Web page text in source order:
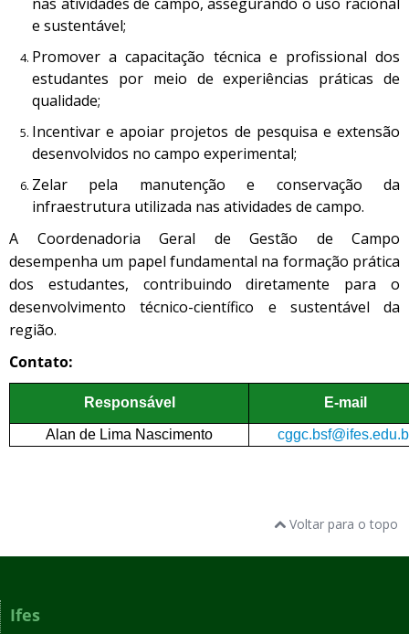
e sustentável;
Promover a capacitação técnica e profissional dos
estudantes por meio de experiências práticas de
qualidade;
Incentivar e apoiar projetos de pesquisa e extensão
desenvolvidos no campo experimental;
Zelar pela manutenção e conservação da
infraestrutura utilizada nas atividades de campo.
A Coordenadoria Geral de Gestão de Campo
desempenha um papel fundamental na formação prática
dos estudantes, contribuindo diretamente para o
desenvolvimento técnico-científico e sustentável da
região.
Contato:
Responsável E-mail
Alan de Lima Nascimento
Voltar para o topo
Ifes